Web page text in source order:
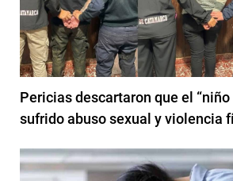
Pericias descartaron que el “niño
sufrido abuso sexual y violencia